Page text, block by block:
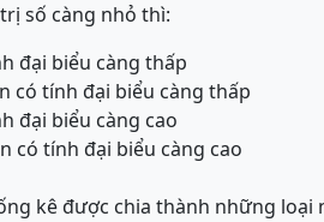
số càng nhỏ thì:
đại biểu càng thấp
có tính đại biểu càng thấp
đại biểu càng cao
có tính đại biểu càng cao
kê được chia thành những loại